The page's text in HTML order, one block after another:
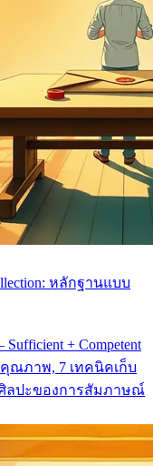
หลักฐานแบบ
+ Competent
คุณภาพ, 7 เทคนิคเก็บ
ลปะของการสัมภาษณ์